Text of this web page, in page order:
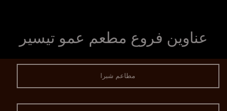
عناوين فروع مطعم عمو تيسير
مطاعم شبرا